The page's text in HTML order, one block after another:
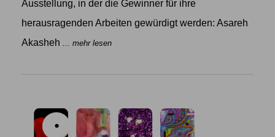
Ausstellung, in der die Gewinner für ihre
herausragenden Arbeiten gewürdigt werden: Asareh
Akasheh ... mehr lesen